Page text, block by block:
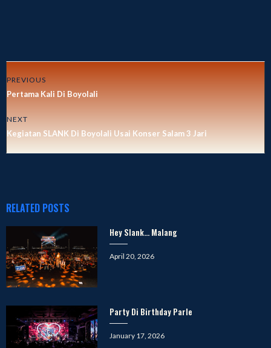
PREVIOUS
Pertama Kali Di Boyolali
NEXT
Kegiatan SLANK Di Boyolali Usai Konser Salam 3 Jari
RELATED POSTS
Hey Slank… Malang
Posted
April 20, 2026
Party Di Birthday Parle
Posted
January 17, 2026